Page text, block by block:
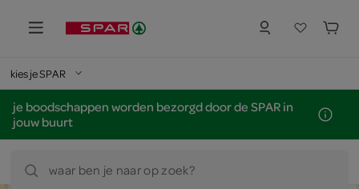
kies je SPAR
je boodschappen worden bezorgd door de SPAR in
jouw buurt
waar ben je naar op zoek?